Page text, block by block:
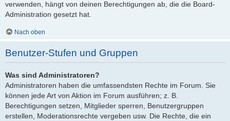
verwenden, hängt von deinen Berechtigungen ab, die die Board-
Administration gesetzt hat.
Nach oben
Benutzer-Stufen und Gruppen
Was sind Administratoren?
Administratoren haben die umfassendsten Rechte im Forum. Sie
können jede Art von Aktion im Forum ausführen; z. B.
Berechtigungen setzen, Mitglieder sperren, Benutzergruppen
erstellen, Moderationsrechte vergeben usw. Die Rechte, die ein